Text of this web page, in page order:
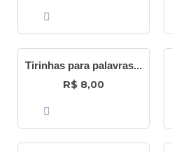
Tirinhas para palavras...
R$ 8,00